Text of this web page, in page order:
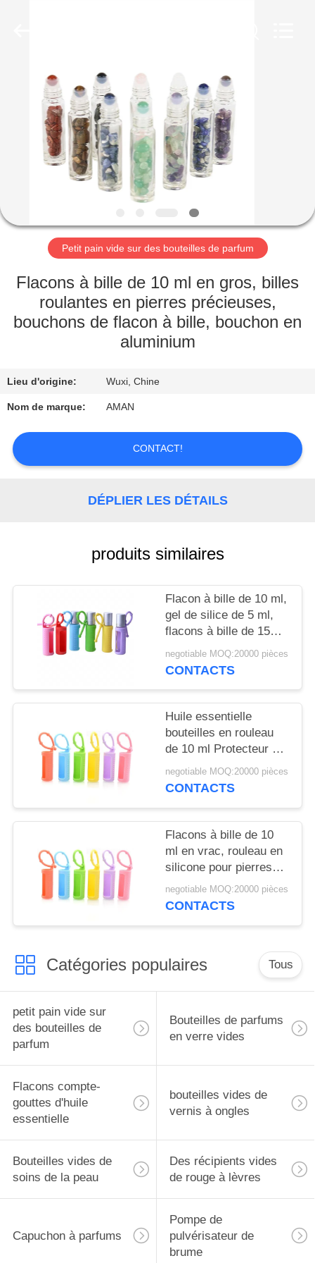
MAISON
PRODUITS
VIDÉOS
LE
SPECTACLE
PROPOS
VISITE
DE
L'USINE
CONTRÔLE
CONTACTEZ-
NOUS
NOUVELLES
DEMANDEZ
DEVIS
PLAN
SITE
PRIVACY
POLICY
Petit pain vide sur des bouteilles de parfum
Flacons à bille de 10 ml en gros, billes
roulantes en pierres précieuses,
bouchons de flacon à bille, bouchon en
aluminium
Lieu d'origine: Wuxi, Chine
Nom de marque: AMAN
CONTACT!
DÉPLIER LES DÉTAILS
produits similaires
Flacon à bille de 10 ml,
gel de silice de 5 ml,
flacons à bille de 15
ml, portable, monté sur
cordon, flacon à bille
pour flacon
negotiable MOQ:20000 pièces
CONTACTS
Huile essentielle
bouteilles en rouleau
de 10 ml Protecteur à
manches en silicone
coloré Pour les
negotiable MOQ:20000 pièces
CONTACTS
Flacons à bille de 10
ml en vrac, rouleau en
silicone pour pierres
précieuses, support
pour flacons roll-on de
protection de voyage
negotiable MOQ:20000 pièces
CONTACTS
Catégories populaires Tous
petit pain vide sur
des bouteilles de
parfum
Bouteilles de parfums
en verre vides
Flacons compte-
gouttes d'huile
essentielle
bouteilles vides de
vernis à ongles
Bouteilles vides de
soins de la peau
Des récipients vides
de rouge à lèvres
Capuchon à parfums
Pompe de
pulvérisateur de
brume